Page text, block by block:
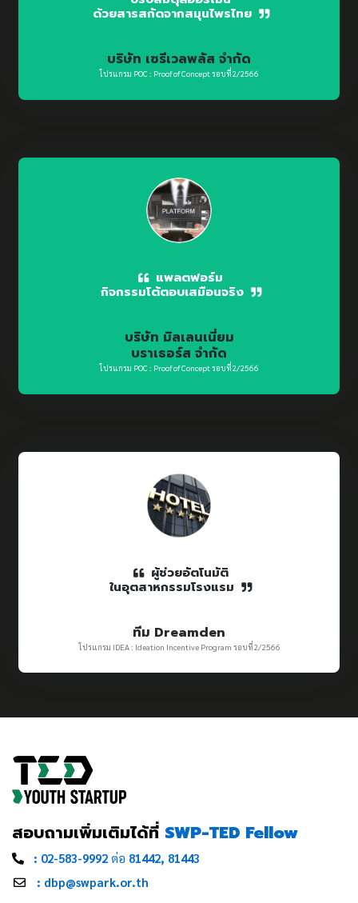
ด้วยสารสกัดจากสมุนไพรไทย
บริษัท เซรีเวลพลัส จำกัด
โปรแกรม POC : Proof of Concept รอบที่2/2566
แพลตฟอร์ม
กิจกรรมโต้ตอบเสมือนจริง
บริษัท มิลเลนเนี่ยม
บราเธอร์ส จำกัด
โปรแกรม POC : Proof of Concept รอบที่2/2566
ผู้ช่วยอัตโนมัติ
ในอุตสาหกรรมโรงแรม
ทีม Dreamden
โปรแกรม IDEA : Ideation Incentive Program รอบที่2/2566
สอบถามเพิ่มเติมได้ที่ SWP-TED Fellow
: 02-583-9992 ต่อ 81442, 81443
: dbp@swpark.or.th